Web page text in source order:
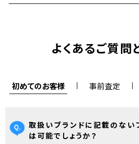
よくあるご質問
初めてのお客様 事前査定
取扱いブランドに記載のない
は可能でしょうか？